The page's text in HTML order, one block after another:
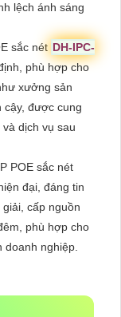
lệch ánh sáng
sắc nét DH-IPC-
phù hợp cho
xưởng sản
cậy, được cung
dịch vụ sau
POE sắc nét
đại, đáng tin
cấp nguồn
phù hợp cho
nghiệp.